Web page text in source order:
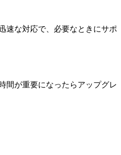
速な対応で、必要なときにサポ
間が重要になったらアップグレ